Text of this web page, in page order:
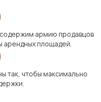
армию продавцов
арендных площадей.
так, чтобы максимально